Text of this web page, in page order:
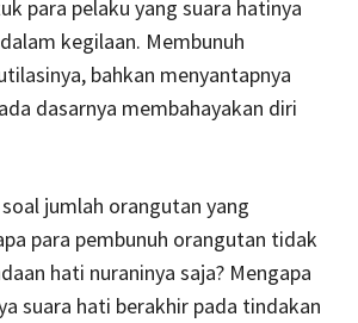
para pelaku yang suara hatinya
kegilaan. Membunuh
bahkan menyantapnya
dasarnya membahayakan diri
jumlah orangutan yang
para pembunuh orangutan tidak
hati nuraninya saja? Mengapa
suara hati berakhir pada tindakan